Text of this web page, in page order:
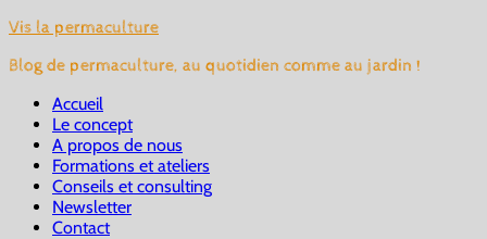
Vis la permaculture
Blog de permaculture, au quotidien comme au jardin !
Accueil
Le concept
A propos de nous
Formations et ateliers
Conseils et consulting
Newsletter
Contact